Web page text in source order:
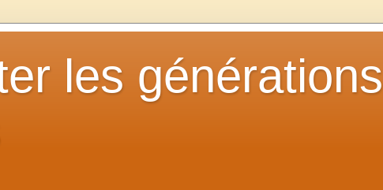
les générations